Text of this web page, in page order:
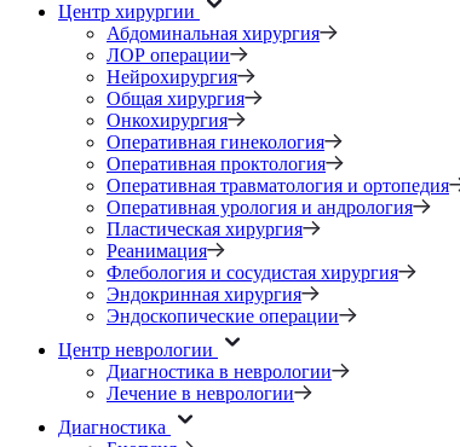
Центр хирургии
Абдоминальная хирургия
ЛОР операции
Нейрохирургия
Общая хирургия
Онкохирургия
Оперативная гинекология
Оперативная проктология
Оперативная травматология и ортопедия
Оперативная урология и андрология
Пластическая хирургия
Реанимация
Флебология и сосудистая хирургия
Эндокринная хирургия
Эндоскопические операции
Центр неврологии
Диагностика в неврологии
Лечение в неврологии
Диагностика